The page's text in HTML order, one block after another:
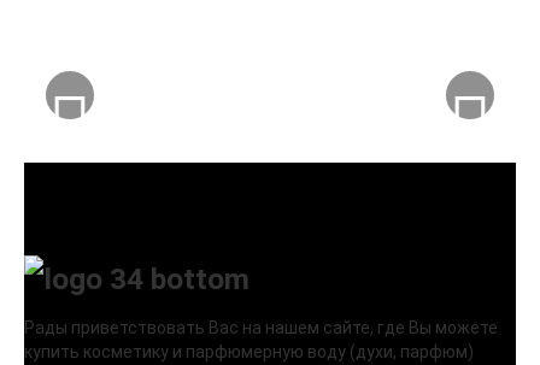
Рады приветствовать Вас на нашем сайте, где Вы можете
купить косметику и парфюмерную воду (духи, парфюм)